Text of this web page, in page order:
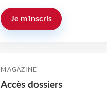
Je m'inscris
MAGAZINE
Accès dossiers